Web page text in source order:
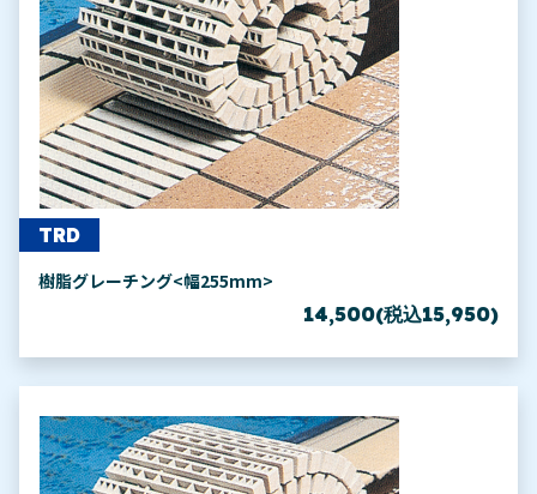
TRD
樹脂グレーチング<幅255mm>
14,500(税込15,950)